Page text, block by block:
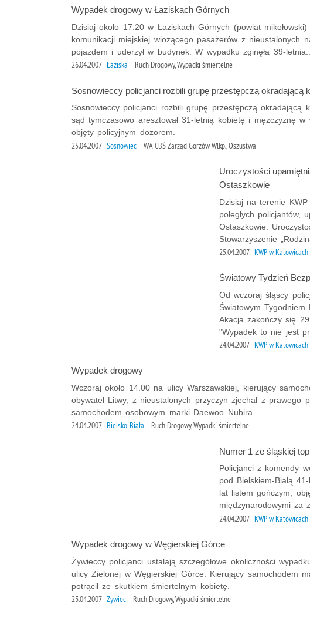
Wypadek drogowy w Łaziskach Górnych
Dzisiaj około 17.20 w Łaziskach Górnych (powiat
komunikacji miejskiej wiozącego pasażerów z nieustalonych
pojazdem i uderzył w budynek. W wypadku zginęła 39-letnia..
26.04.2007 Łaziska Ruch Drogowy, Wypadki śmiertelne
Sosnowieccy policjanci rozbili grupę przestępczą okradającą
Sosnowieccy policjanci rozbili grupę przestępczą
sąd tymczasowo aresztował 31-letnią kobietę i mężczyznę
objęty policyjnym dozorem.
25.04.2007 Sosnowiec WA CBŚ Zarząd Gorzów Wlkp., Oszustwa
Uroczystości
Ostaszkowie
Dzisiaj na terenie
poległych policjantów,
Ostaszkowie.
Stowarzyszenie
25.04.2007 KWP w Katowicach
Światowy Tydzień
Od wczoraj śląscy
Światowym Tygodniem
Akacja zakończy się
"Wypadek to nie jest
24.04.2007 KWP w Katowicach
Wypadek drogowy
Wczoraj około 14.00 na ulicy Warszawskiej, kierujący
obywatel Litwy, z nieustalonych przyczyn zjechał z prawego
samochodem osobowym marki Daewoo Nubira...
24.04.2007 Bielsko-Biała Ruch Drogowy, Wypadki śmiertelne
Numer 1 ze śląskiej
Policjanci z komendy
pod Bielskiem-Białą
lat listem gończym,
międzynarodowymi za
24.04.2007 KWP w Katowicach
Wypadek drogowy w Węgierskiej Górce
Żywieccy policjanci ustalają szczegółowe okoliczności
ulicy Zielonej w Węgierskiej Górce. Kierujący samochodem
potrącił ze skutkiem śmiertelnym kobietę.
23.04.2007 Żywiec Ruch Drogowy, Wypadki śmiertelne